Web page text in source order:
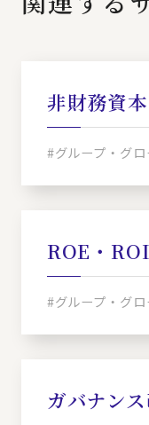
非財務資
#グループ・グ
ROE・
#グループ・グ
ガバナン